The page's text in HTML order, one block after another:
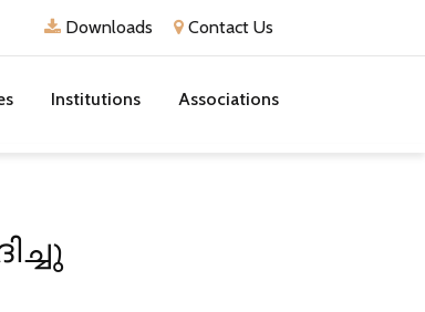
Downloads Contact Us
Institutions Associations